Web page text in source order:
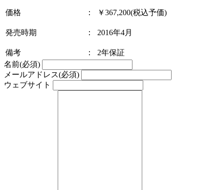
価格 ： ￥367,200(税込予価)
発売時期 ： 2016年4月
備考 ：
2年保証
名前(必須)
メールアドレス(必須)
ウェブサイト